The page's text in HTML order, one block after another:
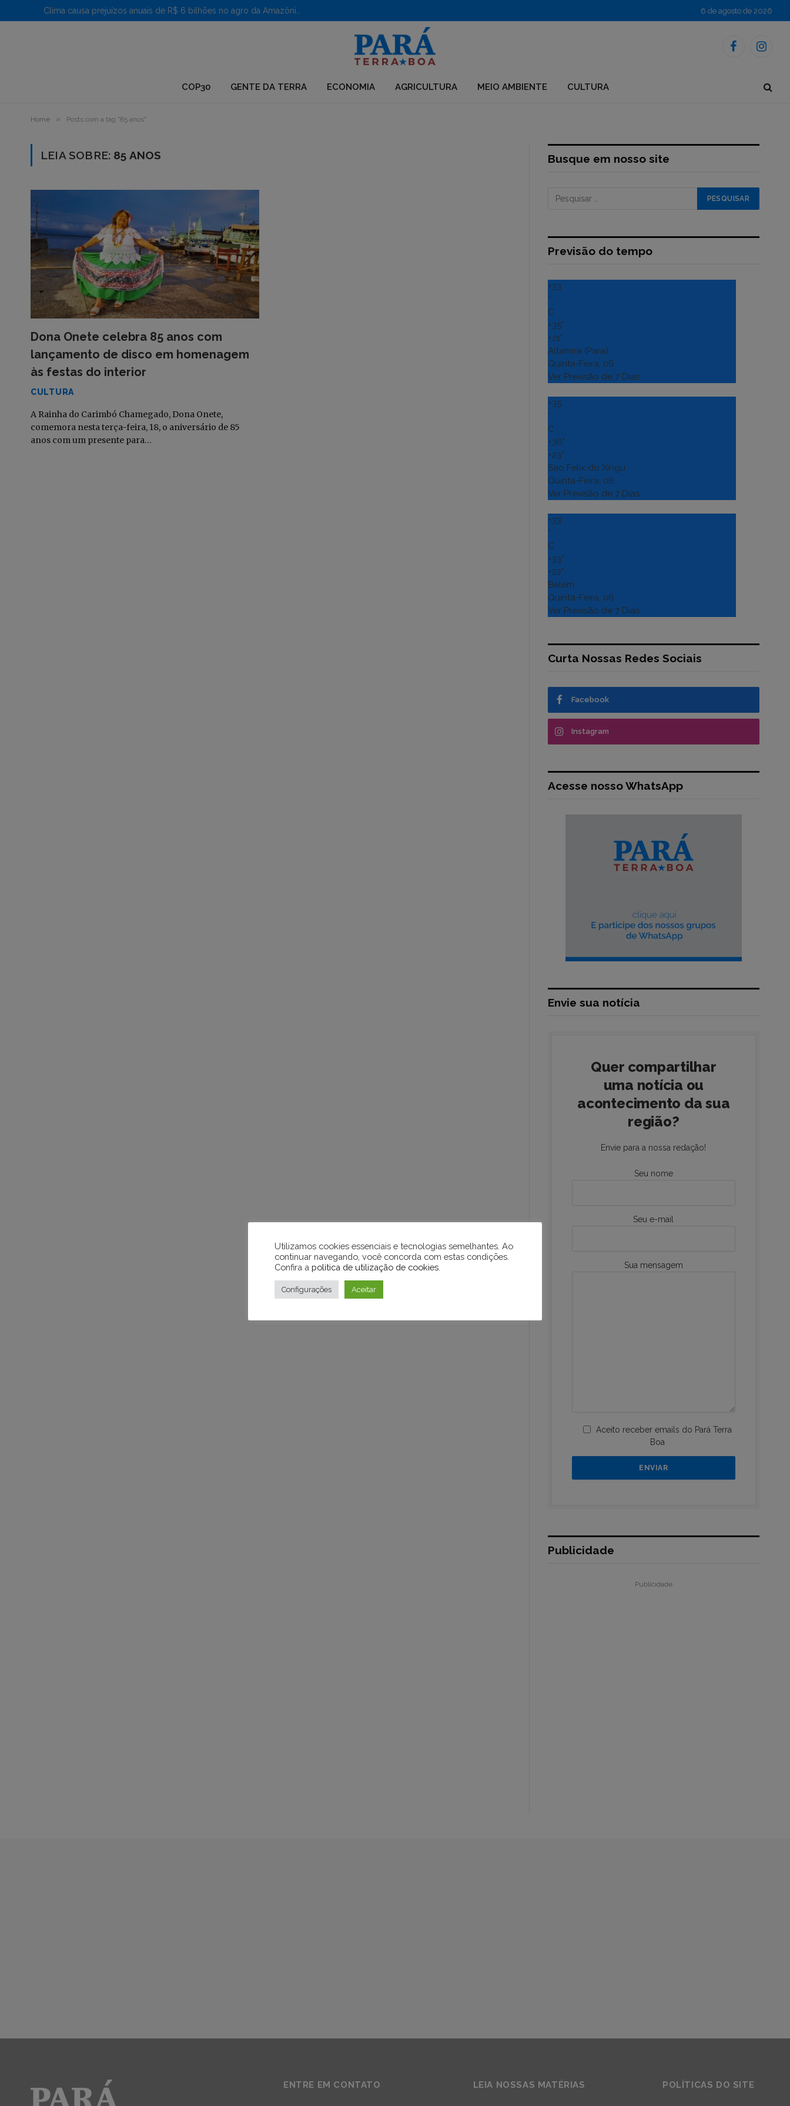
6 de agosto de 2026
Facebook
COP30 GENTE DA TERRA ECONOMIA AGRICULTURA MEIO AMBIENTE CULTURA
Home » Posts com a tag "85 anos"
LEIA SOBRE: 85 ANOS
Dona Onete celebra 85 anos com
lançamento de disco em homenagem
às festas do interior
CULTURA
A Rainha do Carimbó Chamegado, Dona Onete,
comemora nesta terça-feira, 18, o aniversário de 85
anos com um presente para…
Busque em nosso site
Previsão do tempo
+33
°
C
+35°
+21°
Altamira (Para)
Quinta-Feira, 06
Ver Previsão de 7 Dias
+35
°
C
+36°
+23°
Sao Felix do Xingu
Quinta-Feira, 06
Ver Previsão de 7 Dias
+33
°
C
+33°
+22°
Belém
Quinta-Feira, 06
Ver Previsão de 7 Dias
Curta Nossas Redes Sociais
Facebook
Instagram
Acesse nosso WhatsApp
Envie sua notícia
Quer compartilhar
uma notícia ou
acontecimento da sua
região?
Envie para a nossa redação!
Seu nome
Seu e-mail
Sua mensagem
Aceito receber emails do Pará Terra
Boa
Publicidade
Publicidade
ENTRE EM CONTATO LEIA NOSSAS MATÉRIAS POLÍTICAS DO SITE
Utilizamos cookies essenciais e tecnologias semelhantes. Ao
continuar navegando, você concorda com estas condições.
Confira a política de utilização de cookies
Configurações Aceitar